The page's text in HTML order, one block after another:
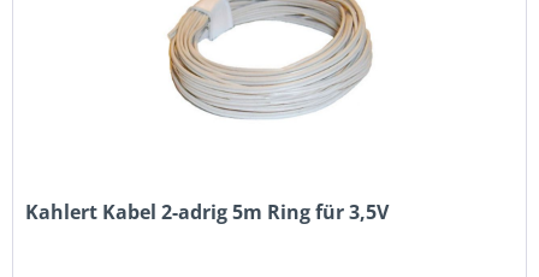
Kahlert Kabel 2-adrig 5m Ring für 3,5V